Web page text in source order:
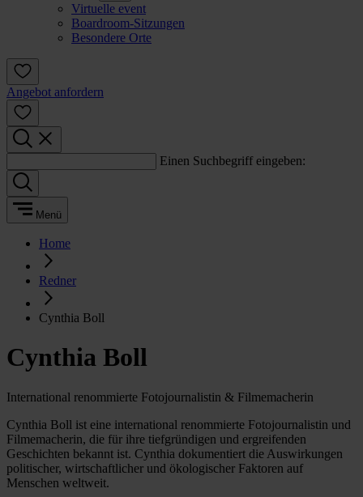
Virtuelle event
Boardroom-Sitzungen
Besondere Orte
Angebot anfordern
Einen Suchbegriff eingeben:
Menü
Home
Redner
Cynthia Boll
Cynthia Boll
International renommierte Fotojournalistin & Filmemacherin
Cynthia Boll ist eine international renommierte Fotojournalistin und
Filmemacherin, die für ihre tiefgründigen und ergreifenden
Geschichten bekannt ist. Cynthia dokumentiert die Auswirkungen
politischer, wirtschaftlicher und ökologischer Faktoren auf
Menschen weltweit.